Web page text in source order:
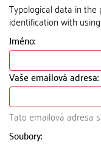
Typological data in
identification with
Jméno:
Vaše emailová adresa:
Tato emailová adresa
Soubory: